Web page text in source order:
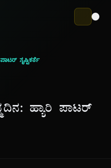
ಸೃಷ್ಟಿಕರ್ತೆ
ಹ್ಯಾರಿ ಪಾಟರ್